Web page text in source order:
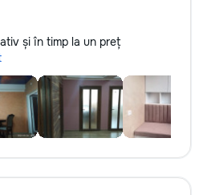
și în timp la un preț